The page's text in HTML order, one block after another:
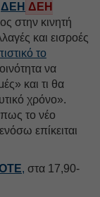
ΔΕΗ ΔΕΗ
στην κινητή
και εισροές
το
να
και τι θα
χρόνο».
πως το νέο
επίκειται
, στα 17,90-